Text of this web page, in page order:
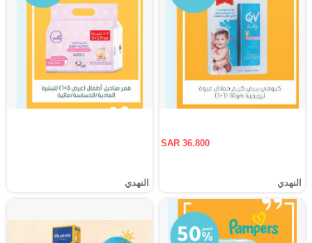
SAR 36.800
النهدي النهدي